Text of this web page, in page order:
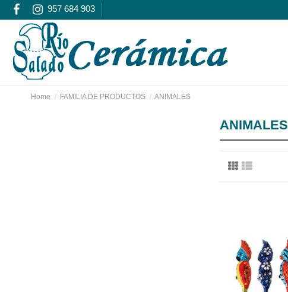
957 684 903
Home FAMILIA DE PRODUCTOS ANIMALES
ANIMALES